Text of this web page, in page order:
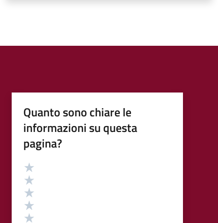
Quanto sono chiare le
informazioni su questa
pagina?
Valutazione